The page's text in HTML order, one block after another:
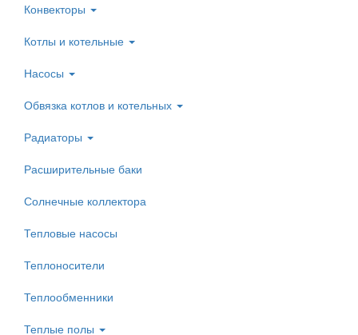
Конвекторы
Котлы и котельные
Насосы
Обвязка котлов и котельных
Радиаторы
Расширительные баки
Солнечные коллектора
Тепловые насосы
Теплоносители
Теплообменники
Теплые полы